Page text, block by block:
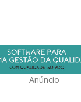
Anúncio